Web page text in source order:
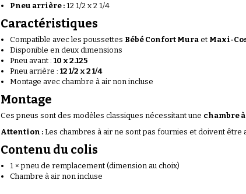
(1 avis)
(36 avis)
Pneu arrière : 12 1/2 x 2 1/4
Caractéristiques
Compatible avec les poussettes Bébé Confort Mura et Maxi-
Disponible en deux dimensions
Pneu avant : 10 x 2.125
Pneu arrière : 12 1/2 x 2 1/4
Montage avec chambre à air non incluse
Montage
Ces pneus sont des modèles classiques nécessitant une chambre
Attention : Les chambres à air ne sont pas fournies et doivent être
Contenu du colis
1 × pneu de remplacement (dimension au choix)
Chambre à air non incluse